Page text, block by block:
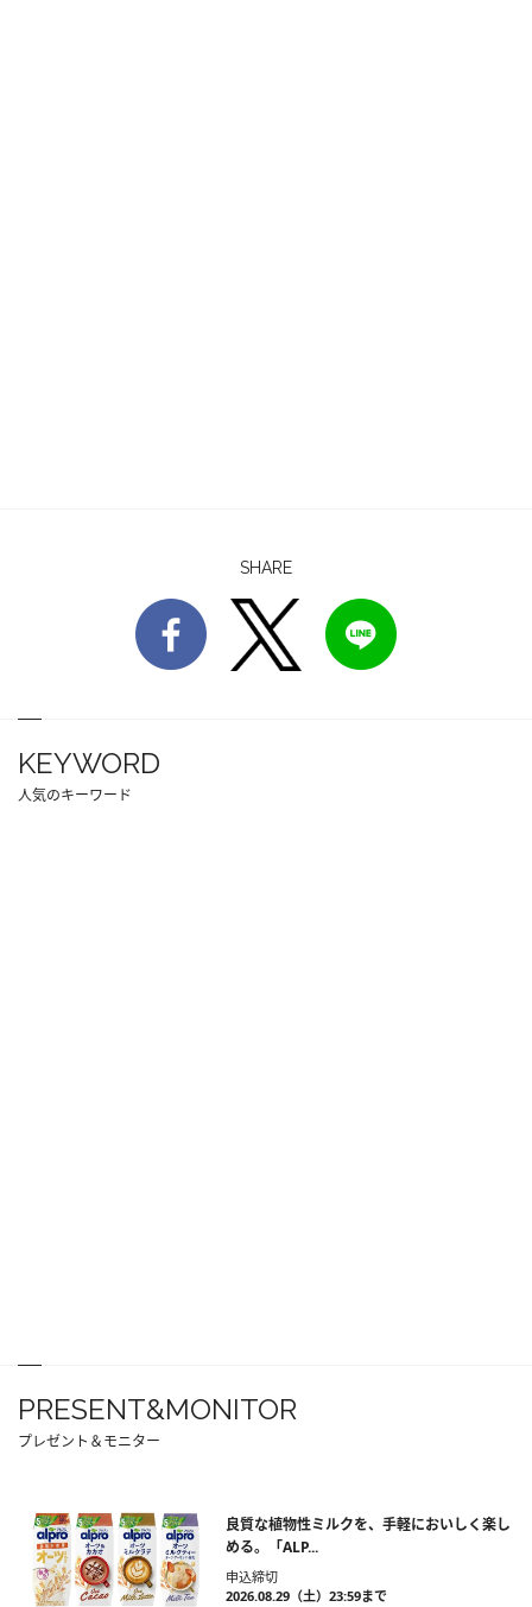
SHARE
KEYWORD
人気のキーワード
PRESENT&MONITOR
プレゼント＆モニター
良質な植物性ミルクを、手軽においしく楽し
める。「ALP...
申込締切
2026.08.29（土）23:59まで